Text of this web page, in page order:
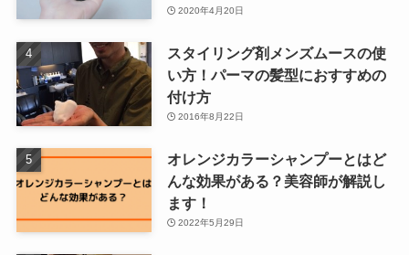
2020年4月20日
スタイリング剤メンズムースの使
い方！パーマの髪型におすすめの
付け方
2016年8月22日
オレンジカラーシャンプーとはど
んな効果がある？美容師が解説し
ます！
2022年5月29日